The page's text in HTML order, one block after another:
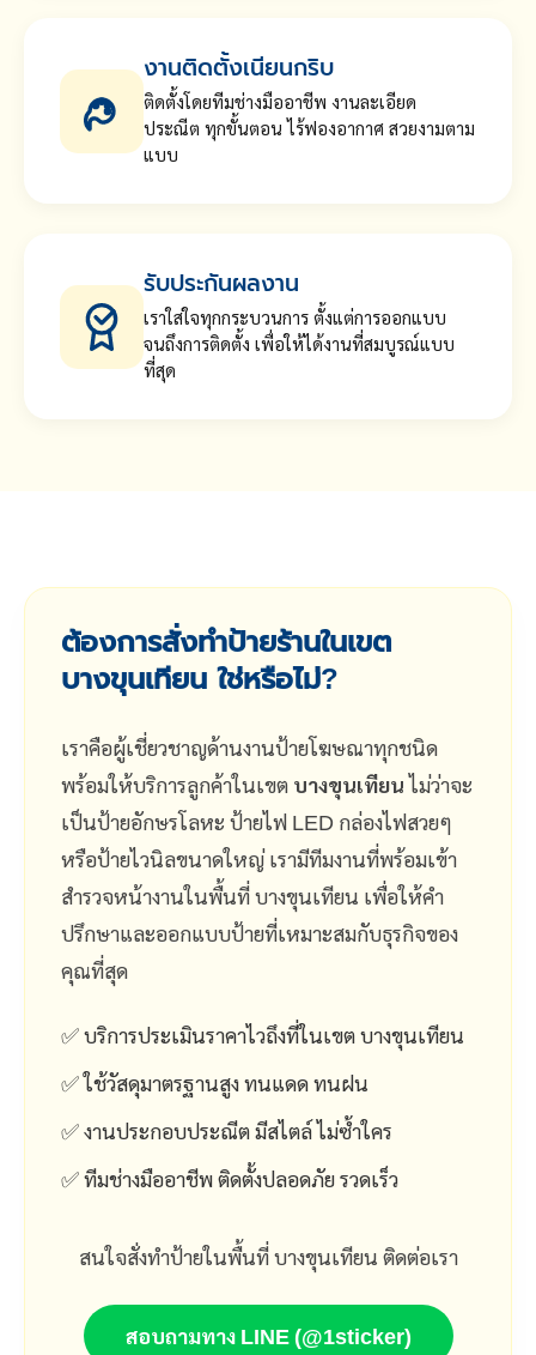
งานติดตั้งเนียนกริบ
ติดตั้งโดยทีมช่างมืออาชีพ งานละเอียด
ประณีต ทุกขั้นตอน ไร้ฟองอากาศ สวยงามตาม
แบบ
รับประกันผลงาน
เราใส่ใจทุกกระบวนการ ตั้งแต่การออกแบบ
จนถึงการติดตั้ง เพื่อให้ได้งานที่สมบูรณ์แบบ
ที่สุด
ต้องการสั่งทำป้ายร้านในเขต
บางขุนเทียน ใช่หรือไม่?
เราคือผู้เชี่ยวชาญด้านงานป้ายโฆษณาทุกชนิด
พร้อมให้บริการลูกค้าในเขต บางขุนเทียนไม่ว่าจะ
เป็นป้ายอักษรโลหะ ป้ายไฟ LED กล่องไฟสวยๆ
หรือป้ายไวนิลขนาดใหญ่ เรามีทีมงานที่พร้อมเข้า
สำรวจหน้างานในพื้นที่ บางขุนเทียน เพื่อให้คำ
ปรึกษาและออกแบบป้ายที่เหมาะสมกับธุรกิจของ
คุณที่สุด
✅ บริการประเมินราคาไวถึงที่ในเขต บางขุนเทียน
✅ ใช้วัสดุมาตรฐานสูง ทนแดด ทนฝน
✅ งานประกอบประณีต มีสไตล์ ไม่ซ้ำใคร
✅ ทีมช่างมืออาชีพ ติดตั้งปลอดภัย รวดเร็ว
สนใจสั่งทำป้ายในพื้นที่ บางขุนเทียน ติดต่อเรา
สอบถามทาง LINE (@1sticker)